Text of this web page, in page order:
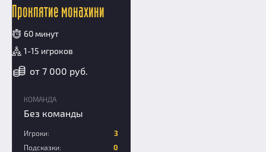
Проклятие монахини
60 минут
1-15 игроков
от 7 000 руб.
КОМАНДА
Без команды
Игроки:
3
Подсказки:
0